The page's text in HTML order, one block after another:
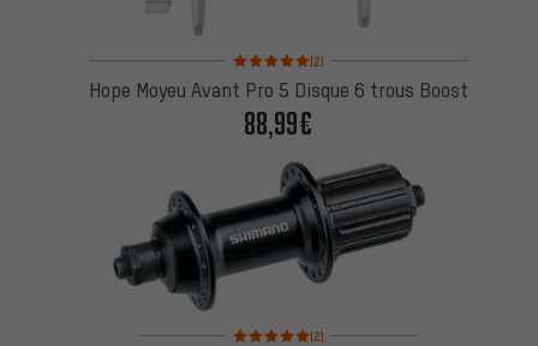
Note moyenne : 5 sur 5 d'après 2 avis
(2)
Hope Moyeu Avant Pro 5 Disque 6 trous Boost
88,99€
Note moyenne : 5 sur 5 d'après 2 avis
(2)